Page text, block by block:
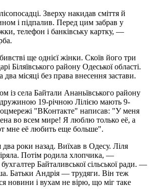
Зверху накидав сміття й
і підпалив. Перед цим забрав у
телефон і банківську картку, —
ще однієї жінки. Скоїв його три
Біляївського району Одеської області.
місяці без права внесення застави.
із села Байтали Ананьївського району
дружиною 19-річною Лілією мають 9-
"ВКонтакте" написав: "У меня
во всем мире! Я люблю только её, а
мне её любить еще больше".
роки назад. Виїхав в Одесу. Ліля
Потім родила хлопчика, —
Байталивської сільської ради. —
Батьки Андрія — трудяги. Він теж
новини і вухам не вірю, що міг таке